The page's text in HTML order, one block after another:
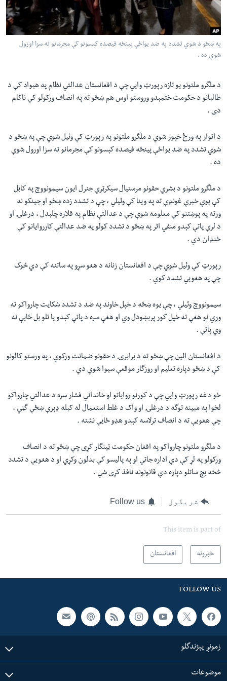
دلته
مخکې
مرکزي
لټون
واوړئ
اداریه
Learning English
ژبې
په ښځو د شوي تشدد په ضد يواځې پينځه فيصده کېسونو کې مجرمانو ته سزا اورول
شوې ده .
د ملگرو ملتونو يو تازه رپورټ وايي چې د افغانستان عدالتي نظام په هېواد کې د
طالبانو د حکومت ختمېدو وروستو اوس هم ښځو ته په انصاف ورکولو کې ناکام
دی .
د اتوار په ورځ خپور شوي د ملگرو ملتونو په رپورټ کې وئيل شوي چې په ښځو د
شوي تشدد په ضد يواځې پينځه فيصده کېسونو کې مجرمانو ته سزا اورول شوې
ده .
د ملگرو ملتونو د بشري حقونو مرستيال سيکرټري جنرل ايون سيمونووچ په کابل
کې يوې خبرې غونډې ته په وينا کې وئيلي ، چې د تشدد زده ښځو او جينکو نه
ورته په پوښتنو کې معلومه شوې چې د عدالتې نظام په قلاره چلېدل ، درغلۍ او
د لرې پاتې کېدو منفي اثر په ښځو د تشدد کولو په ضد عدالتې کارروايانو کې
خنډان دي .
رپورټ کې وئيل شوي چې د افغانستان زنانه د هغو سړو په ساتنه کې دي څوک
چې په هغويي تشدد کوي .
سيمونووچ وئيلي ، چې يوه ښځه د خپل خاوند په ضد د تشدد شکايت چارواکو ته
وړي نو هغې ته خپل کور پرېښودل وي او هغې سره د پاتې کېدو يا تلو بل ځايې نه
وي پاتې .
د افغانستان ائين چې ښځو ته د برابرۍ د حقونو ضمانت ورکوي ، په ورستو کالونو
کې د ښځو دپاره تعليم او روزگار موقعې سېوا شوي دي .
خو دغه رپورټ وايي چې د کورنو رواياتو او خانداني فشار سره د عدالتي چارواکو
لخوا په مبينه توگه د درغلۍ او واک د غلط استعمال له کبله ډېرې ښځې گڼي ،
چې هغويې ته د انصاف ترلاسه کېدو هډو ځايې نشته .
د ملگرو ملتونو چارواکو په افغان حکومت ټينگار کړی چې ښځو ته د انصاف
ورکولو په لړ کې دې اداره جاتي او په پاليسو کې بدلون وکړي او د هغويې د تشدد
څخه بچ ساتلو دپاره دې قانونونه نافذ کړی شي .
شریکول Follow us
This item is part of
خبرونه افغانستان
FOLLOW US
زمونږ پېژندگلو
موضوعات